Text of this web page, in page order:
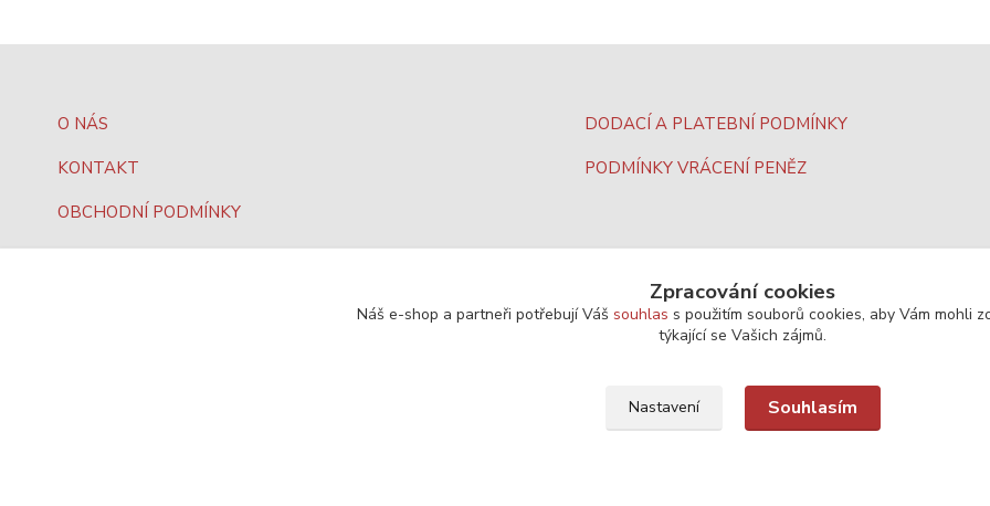
O NÁS
KONTAKT
OBCHODNÍ PODMÍNKY
DODACÍ A PLATEBNÍ PODMÍNKY
PODMÍNKY VRÁCENÍ PENĚZ
Zpracování cookies
Náš e-shop a partneři potřebují Váš souhlas s použitím souborů cookies, aby Vám mohli
týkající se Vašich zájmů.
Nastavení Souhlasím